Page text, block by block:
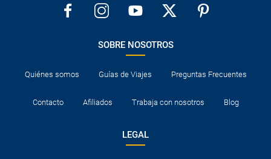
SOBRE NOSOTROS
Quiénes somos Guías de Viajes Preguntas Frecuentes
Contacto Afiliados Trabaja con nosotros Blog
LEGAL